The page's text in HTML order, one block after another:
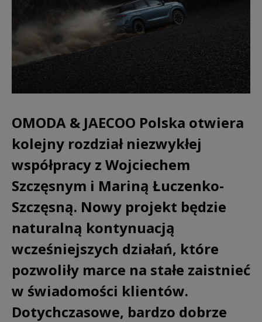
OMODA & JAECOO Polska otwiera
kolejny rozdział niezwykłej
współpracy z Wojciechem
Szczęsnym i Mariną Łuczenko-
Szczęsną. Nowy projekt będzie
naturalną kontynuacją
wcześniejszych działań, które
pozwoliły marce na stałe zaistnieć
w świadomości klientów.
Dotychczasowe, bardzo dobrze